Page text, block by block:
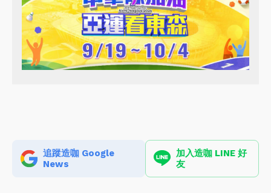
追蹤造咖 Google
News
加入造咖 LINE 好
友